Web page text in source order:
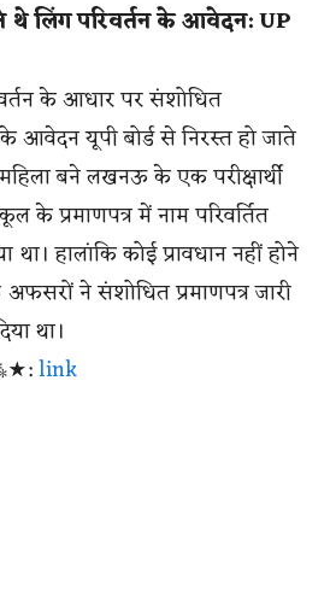
थे लिंग परिवर्तन के आवेदन: UP
के आधार पर संशोधित
आवेदन यूपी बोर्ड से निरस्त हो जाते
बने लखनऊ के एक परीक्षार्थी
के प्रमाणपत्र में नाम परिवर्तित
हालांकि कोई प्रावधान नहीं होने
ने संशोधित प्रमाणपत्र जारी
था।
link